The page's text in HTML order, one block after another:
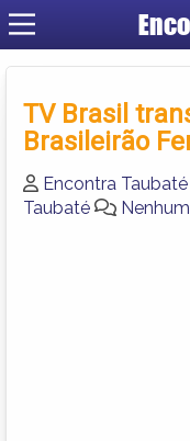
TV Brasil
Brasileirão
Encontra Taubaté
Taubaté